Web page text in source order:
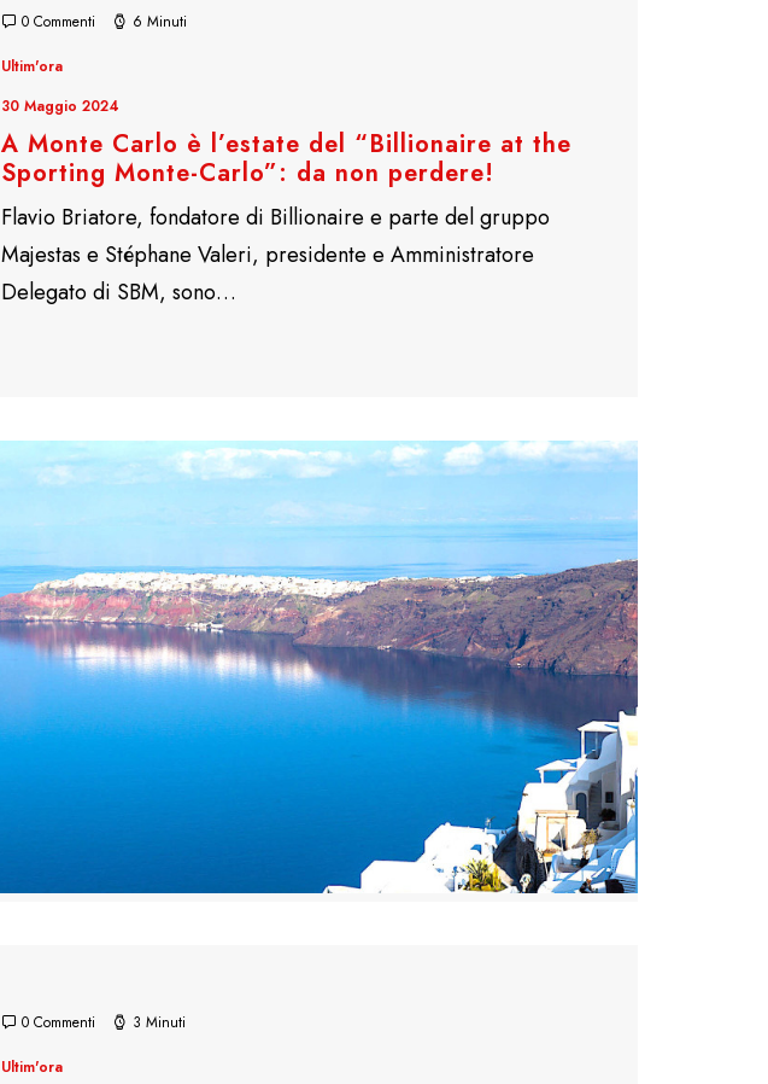
0 Commenti 6 Minuti
Ultim'ora
30 Maggio 2024
A Monte Carlo è l’estate del “Billionaire at the
Sporting Monte-Carlo”: da non perdere!
Flavio Briatore, fondatore di Billionaire e parte del gruppo
Majestas e Stéphane Valeri, presidente e Amministratore
Delegato di SBM, sono…
0 Commenti 3 Minuti
Ultim'ora